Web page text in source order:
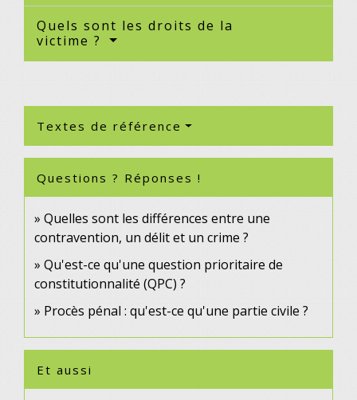
Quels sont les droits de la
victime ?
Textes de référence
Questions ? Réponses !
Quelles sont les différences entre une
contravention, un délit et un crime ?
Qu'est-ce qu'une question prioritaire de
constitutionnalité (QPC) ?
Procès pénal : qu'est-ce qu'une partie civile ?
Et aussi